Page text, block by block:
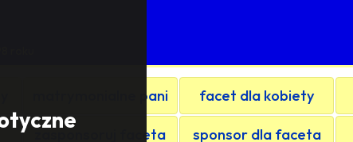
roku
matrymonialne pani facet dla kobiety
zasponsoruj faceta sponsor dla faceta